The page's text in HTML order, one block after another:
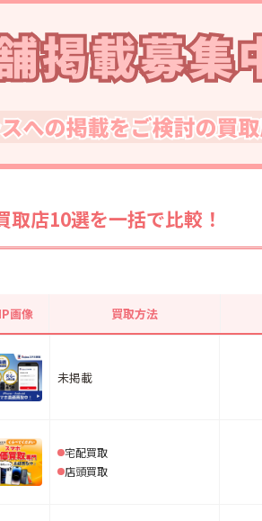
河原町店
京都河原町店 の口コミ
京都河原町店の店舗情報
都駅前店 の口コミ
たからや四条烏丸店 の口コミ
たからや四条烏丸店の店舗情報
リング京都駅前店 の口コミ
コリング京都駅前店の店舗情報
店
音羽店 の口コ
京都山科駅前店
イル京都山科駅前店の口コミ
店10選を一括で比較！
画像 買取方法
未掲載
宅配買取
店頭買取